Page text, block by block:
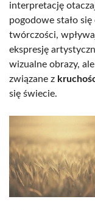
interpretację
pogodowe stało
twórczości,
ekspresję
wizualne obrazy,
związane z
się świecie.